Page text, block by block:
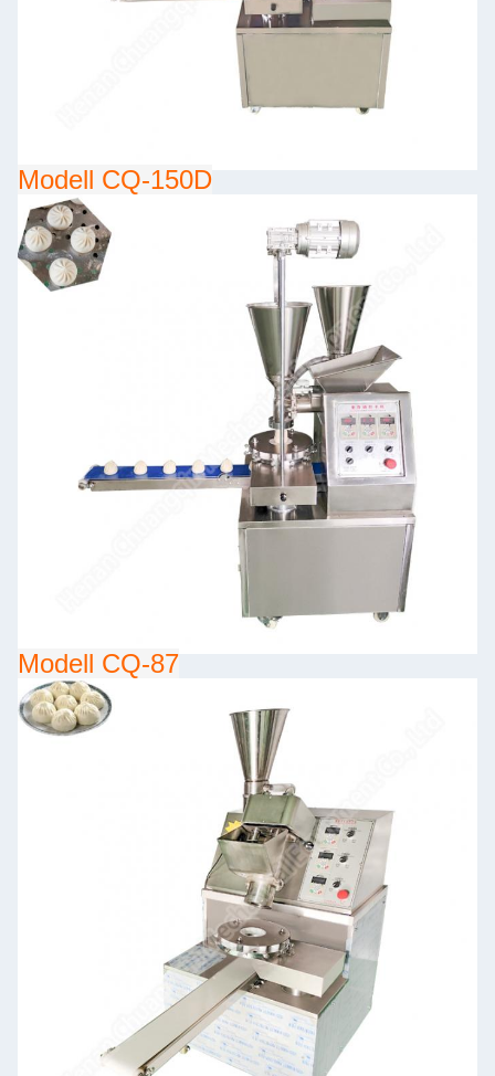
Modell CQ-150D
Modell CQ-87